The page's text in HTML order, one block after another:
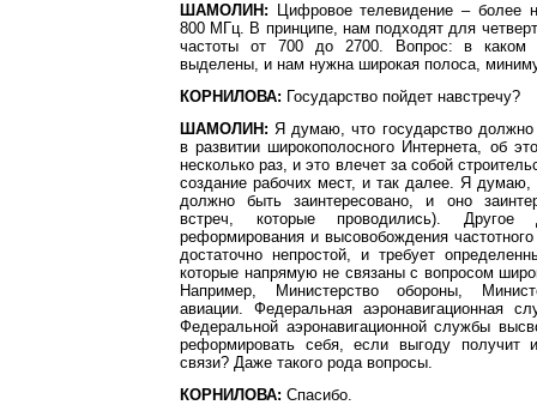
ШАМОЛИН: Цифровое телевидение – более
800 МГц. В принципе, нам подходят для
частоты от 700 до 2700. Вопрос: в каком
выделены, и нам нужна широкая полоса,
КОРНИЛОВА: Государство пойдет навстречу?
ШАМОЛИН: Я думаю, что государство должно
в развитии широкополосного Интернета, об
несколько раз, и это влечет за собой
создание рабочих мест, и так далее. Я думаю,
должно быть заинтересовано, и оно
встреч, которые проводились).
реформирования и высовобождения
достаточно непростой, и требует
которые напрямую не связаны с вопросом
Например, Министерство обороны,
авиации. Федеральная аэронавигационная
Федеральной аэронавигационной службы
реформировать себя, если выгоду получит
связи? Даже такого рода вопросы.
КОРНИЛОВА: Спасибо.